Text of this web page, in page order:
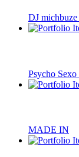
DJ
Psycho
MADE IN